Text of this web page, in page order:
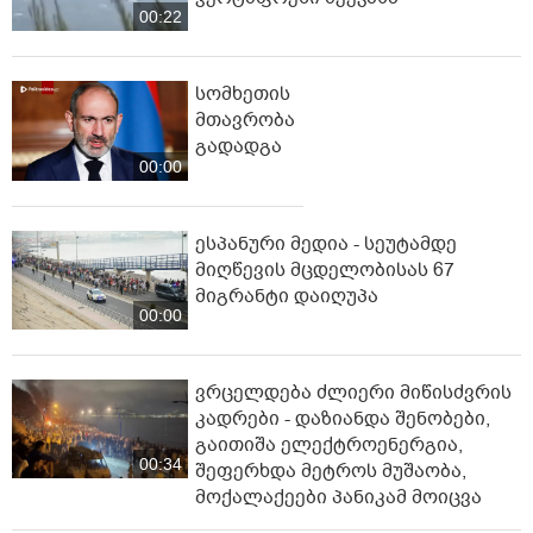
განათლების მინისტრის მოადგილემ უ იენმა. პეკინის
რუსთაველის ბიუსტის გახსნის ღონისძიებას
საქართველოს დელეგაციის წევრები ესწრებოდნენ.
ღონისძიებაზე სტუდენტებმა კულტურული
პერფორმანსები წარადგინეს.
ინფორმაციას მთავრობის ადმინისტრაციის
პრესსამსახური ავრცელებს.
00:22
00:00
სომხეთის
მთავრობა
გადადგა
00:00
ესპანური მედია - სეუტამდე
მიღწევის მცდელობისას 67
მიგრანტი დაიღუპა
00:34
ვრცელდება ძლიერი მიწისძვრის
კადრები - დაზიანდა შენობები,
გაითიშა ელექტროენერგია,
შეფერხდა მეტროს მუშაობა,
მოქალაქეები პანიკამ მოიცვა